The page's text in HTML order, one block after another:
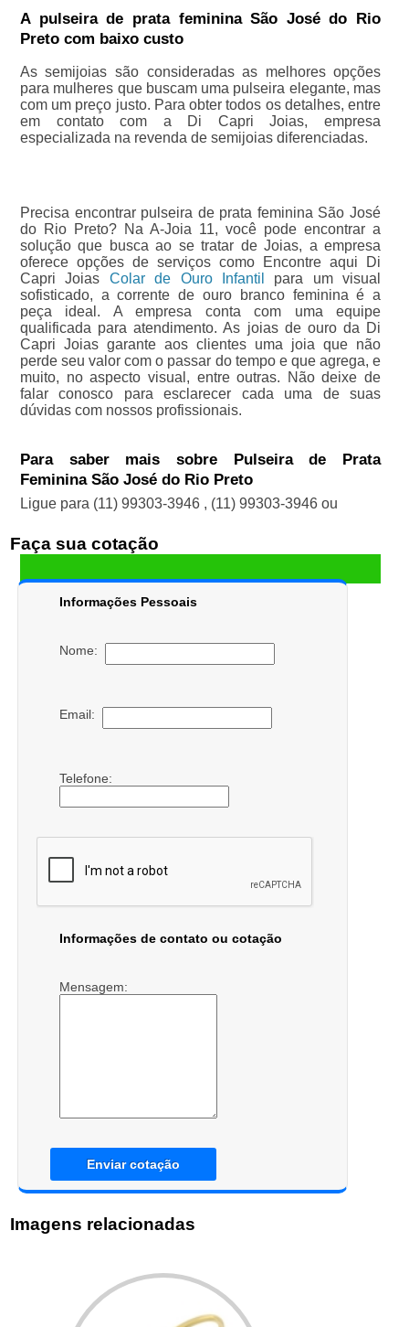
A pulseira de prata feminina São José do Rio
Preto com baixo custo
As semijoias são consideradas as melhores opções
para mulheres que buscam uma pulseira elegante, mas
com um preço justo. Para obter todos os detalhes, entre
em contato com a Di Capri Joias, empresa
especializada na revenda de semijoias diferenciadas.
Precisa encontrar pulseira de prata feminina São José
do Rio Preto? Na A-Joia 11, você pode encontrar a
solução que busca ao se tratar de Joias, a empresa
oferece opções de serviços como Encontre aqui Di
Capri Joias Colar de Ouro Infantil
para um visual
sofisticado, a corrente de ouro branco feminina é a
peça ideal. A empresa conta com uma equipe
qualificada para atendimento. As joias de ouro da Di
Capri Joias garante aos clientes uma joia que não
perde seu valor com o passar do tempo e que agrega, e
muito, no aspecto visual, entre outras. Não deixe de
falar conosco para esclarecer cada uma de suas
dúvidas com nossos profissionais.
Para saber mais sobre Pulseira de Prata
Feminina São José do Rio Preto
Ligue para (11) 99303-3946 , (11) 99303-3946 ou
Faça sua cotação
Informações Pessoais
Nome:
Email:
Telefone:
Informações de contato ou cotação
Mensagem:
Enviar cotação
Imagens relacionadas